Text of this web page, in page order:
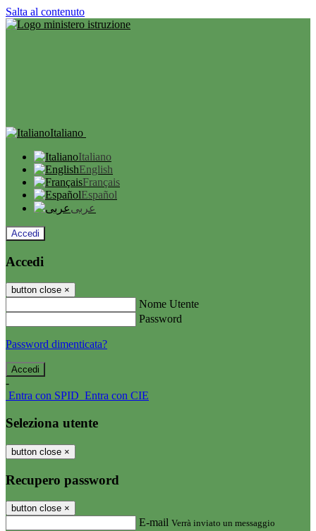
Salta al contenuto
Italiano
Italiano
English
Français
Español
عربى
Accedi
Accedi
button close ×
Nome Utente
Password
Password dimenticata?
-
Entra con SPID Entra con CIE
Seleziona utente
button close ×
Recupero password
button close ×
E-mail Verrà inviato un messaggio